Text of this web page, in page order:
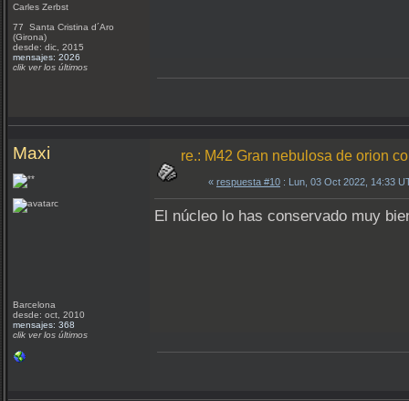
Carles Zerbst
77 Santa Cristina d´Aro
(Girona)
desde: dic, 2015
mensajes: 2026
clik ver los últimos
Maxi
Barcelona
desde: oct, 2010
mensajes: 368
clik ver los últimos
re.: M42 Gran nebulosa de orion
« respuesta #10 : Lun, 03 Oct 2022, 14:33
El núcleo lo has conservado muy